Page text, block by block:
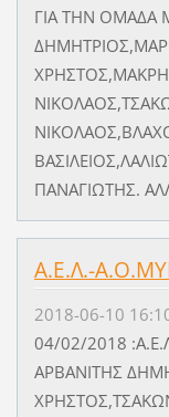
ΓΙΑ ΤΗΝ ΟΜΑΔΑ
ΠΑΝΑΓΙΩΤΗΣ.
Α.Ε.Λ.-
2018-06-10
04/02/2018
ΑΡΒΑΝΙΤΗΣ